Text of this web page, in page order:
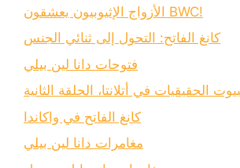
الأزواج الإثيوبيون يعشقون BWC!
كانغ الفاتح: التحول إلى ثنائي الجنس
فتوحات دانا لين بيلي
الحقيقيات في أتلانتا، الحلقة الثانية
كانغ الفاتح في واكاندا
مغامرات دانا لين بيلي